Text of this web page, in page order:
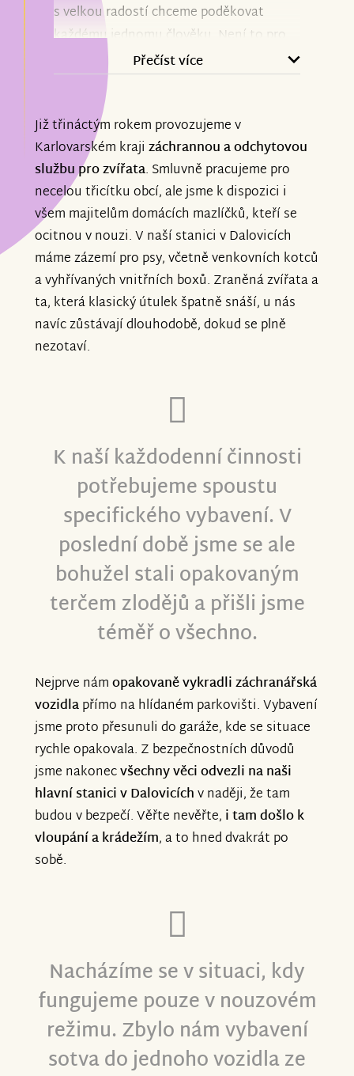
s velkou radostí chceme poděkovat
každému jednomu člověku. Není to pro
nás jednoduchá situace, přijít o velkou
část vybavení a zároveň přemýšlet, zda
nakoupit nové - když není kde jej
bezpečně uložit. Díky projektu
Znesnáze21 a následně díky Vám již nyní
probíhají úpravy, které nechceme uplně
detailně zveřejňovat, ale prozradit snad
můžeme, že již došlo k řádnému
zabezpečení oken. Další detaily jsou na
řadě. Ihned po obdržení nadačního
příspěvku se vrhneme na doobjednání
odciozené techniky, ať již vyloženě
odchytové, nebo té pro provoz stanice.
Čas běží neuvěřitelně rychle, a i s
šťastni, když tato eskapáda bude po
Až se chce člověku říct - co víc si přát.
Přání nám ale i tak bylo splněno dopředu
- vybralo se téměř o polovinu více, než
byla cílová částka. Neuvěřitelné a moc
nás to potěšilo. Požádáme tedy nadační
fond o možnost dokoupit případně část
vybavení do nově rekonstruované
ošetřovny, která vzniká přímo v
Ještě jednou děkujeme všem za jakýkoliv
příspěvek, sdílení, slovní podporu,
cokoliv. Bez vás všech by to opravdu
nešlo. Speciální poděkování zasíláme
týmu projektu Znesnáze21, a to jak za
samotnou realizaci, tak za milý a
profesionální přístup při provádění celým
procesem. Petr Prokeš
Přečíst více
Již třináctým rokem provozujeme v
Karlovarském kraji záchrannou a odchytovou
službu pro zvířata. Smluvně pracujeme pro
necelou třicítku obcí, ale jsme k dispozici i
všem majitelům domácích mazlíčků, kteří se
ocitnou v nouzi. V naší stanici v Dalovicích
máme zázemí pro psy, včetně venkovních kotců
a vyhřívaných vnitřních boxů. Zraněná zvířata a
ta, která klasický útulek špatně snáší, u nás
navíc zůstávají dlouhodobě, dokud se plně
nezotaví.
K naší každodenní činnosti
potřebujeme spoustu
specifického vybavení. V
poslední době jsme se ale
bohužel stali opakovaným
terčem zlodějů a přišli jsme
téměř o všechno.
Nejprve námopakovaně vykradli záchranářská
vozidlapřímo na hlídaném parkovišti. Vybavení
jsme proto přesunuli do garáže, kde se situace
rychle opakovala. Z bezpečnostních důvodů
jsme nakonecvšechny věci odvezli na naši
hlavní stanici v Dalovicíchv naději, že tam
budou v bezpečí. Věřte nevěřte, i tam došlo k
vloupání a krádežím, a to hned dvakrát po
sobě.
Nacházíme se v situaci, kdy
fungujeme pouze v nouzovém
režimu. Zbylo nám vybavení
sotva do jednoho vozidla ze